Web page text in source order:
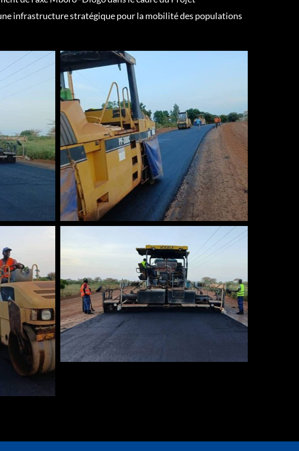
infrastructure stratégique pour la mobilité des populations